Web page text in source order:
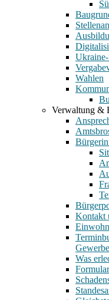
Wahlen
Verwaltung &
Kontakt
Was